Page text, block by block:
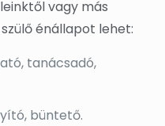
vagy más
énállapot lehet:
tanácsadó,
büntető.